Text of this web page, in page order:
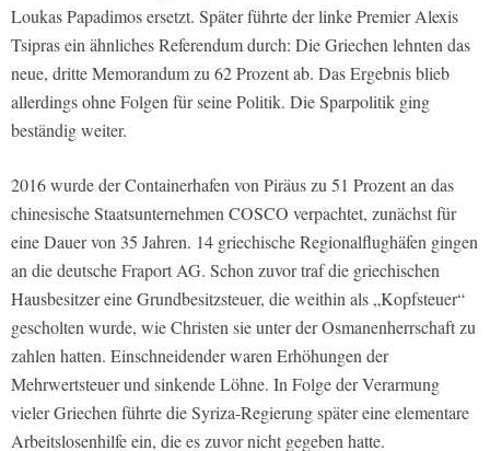
Loukas Papadimos ersetzt. Später führte der linke Premier Alexis
Tsipras ein ähnliches Referendum durch: Die Griechen lehnten das
neue, dritte Memorandum zu 62 Prozent ab. Das Ergebnis blieb
allerdings ohne Folgen für seine Politik. Die Sparpolitik ging
beständig weiter.
2016 wurde der Containerhafen von Piräus zu 51 Prozent an das
chinesische Staatsunternehmen COSCO verpachtet, zunächst für
eine Dauer von 35 Jahren. 14 griechische Regionalflughäfen gingen
an die deutsche Fraport AG. Schon zuvor traf die griechischen
Hausbesitzer eine Grundbesitzsteuer, die weithin als „Kopfsteuer“
gescholten wurde, wie Christen sie unter der Osmanenherrschaft zu
zahlen hatten. Einschneidender waren Erhöhungen der
Mehrwertsteuer und sinkende Löhne. In Folge der Verarmung
vieler Griechen führte die Syriza-Regierung später eine elementare
Arbeitslosenhilfe ein, die es zuvor nicht gegeben hatte.